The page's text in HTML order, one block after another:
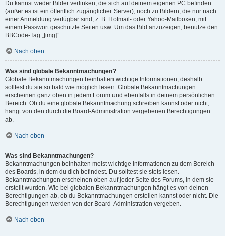
Du kannst weder Bilder verlinken, die sich auf deinem eigenen PC befinden
(außer es ist ein öffentlich zugänglicher Server), noch zu Bildern, die nur nach
einer Anmeldung verfügbar sind, z. B. Hotmail- oder Yahoo-Mailboxen, mit
einem Passwort geschützte Seiten usw. Um das Bild anzuzeigen, benutze den
BBCode-Tag „[img]“.
Nach oben
Was sind globale Bekanntmachungen?
Globale Bekanntmachungen beinhalten wichtige Informationen, deshalb
solltest du sie so bald wie möglich lesen. Globale Bekanntmachungen
erscheinen ganz oben in jedem Forum und ebenfalls in deinem persönlichen
Bereich. Ob du eine globale Bekanntmachung schreiben kannst oder nicht,
hängt von den durch die Board-Administration vergebenen Berechtigungen
ab.
Nach oben
Was sind Bekanntmachungen?
Bekanntmachungen beinhalten meist wichtige Informationen zu dem Bereich
des Boards, in dem du dich befindest. Du solltest sie stets lesen.
Bekanntmachungen erscheinen oben auf jeder Seite des Forums, in dem sie
erstellt wurden. Wie bei globalen Bekanntmachungen hängt es von deinen
Berechtigungen ab, ob du Bekanntmachungen erstellen kannst oder nicht. Die
Berechtigungen werden von der Board-Administration vergeben.
Nach oben